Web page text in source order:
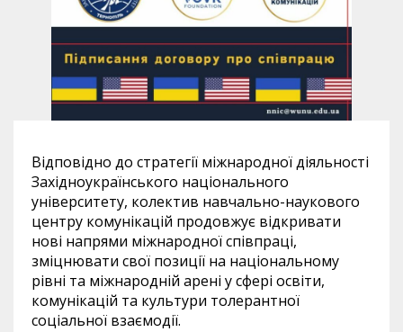
Відповідно до стратегії міжнародної діяльності
Західноукраїнського національного
університету, колектив навчально-наукового
центру комунікацій продовжує відкривати
нові напрями міжнародної співпраці,
зміцнювати свої позиції на національному
рівні та міжнародній арені у сфері освіти,
комунікацій та культури толерантної
соціальної взаємодії.